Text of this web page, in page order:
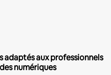
adaptés aux professionnels
numériques